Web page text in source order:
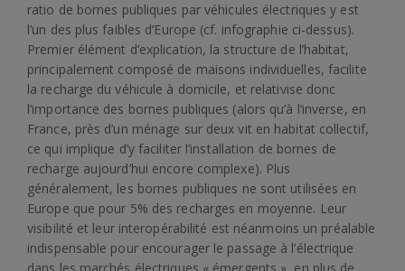
ratio de bornes publiques par véhicules électriques y est
l’un des plus faibles d’Europe (cf. infographie ci-dessus).
Premier élément d’explication, la structure de l’habitat,
principalement composé de maisons individuelles, facilite
la recharge du véhicule à domicile, et relativise donc
l’importance des bornes publiques (alors qu’à l’inverse, en
France, près d’un ménage sur deux vit en habitat collectif,
ce qui implique d’y faciliter l’installation de bornes de
recharge aujourd’hui encore complexe). Plus
généralement, les bornes publiques ne sont utilisées en
Europe que pour 5% des recharges en moyenne. Leur
visibilité et leur interopérabilité est néanmoins un préalable
indispensable pour encourager le passage à l’électrique